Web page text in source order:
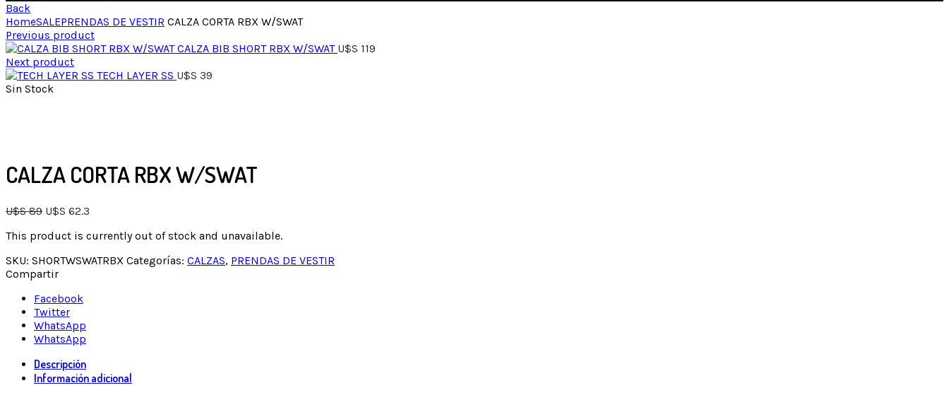
Back
HomeSALEPRENDAS DE VESTIR CALZA CORTA RBX W/SWAT
Previous product
CALZA BIB SHORT RBX W/SWAT U$S 119
Next product
TECH LAYER SS U$S 39
Sin Stock
CALZA CORTA RBX W/SWAT
U$S89 U$S 62.3
This product is currently out of stock and unavailable.
SKU: SHORTWSWATRBX Categorías: CALZAS, PRENDAS DE VESTIR
Compartir
Facebook
Twitter
WhatsApp
WhatsApp
Descripción
Información adicional